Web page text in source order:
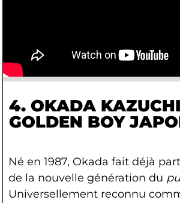
4. OKADA
GOLDEN BOY
Né en 1987, Okada fait déjà
de la nouvelle génération du
Universellement reconnu